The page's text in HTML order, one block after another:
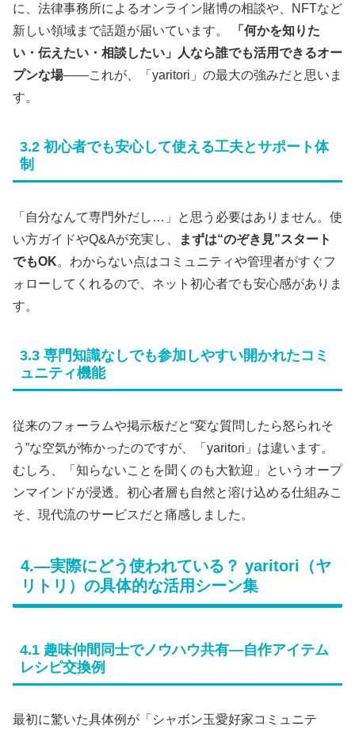
に、法律事務所によるオンライン賭博の相談や、NFTなど
新しい領域まで話題が届いています。
「何かを知りた
い・伝えたい・相談したい」人なら誰でも活用できるオー
プンな場――これが、「yaritori」の最大の強みだと思いま
す。
3.2 初心者でも安心して使える工夫とサポート体
制
「自分なんて専門外だし…」と思う必要はありません。使
い方ガイドやQ&Aが充実し、
まずは“のぞき見”スタート
でもOK。わからない点はコミュニティや管理者がすぐフ
ォローしてくれるので、ネット初心者でも安心感がありま
す。
3.3 専門知識なしでも参加しやすい開かれたコミ
ュニティ機能
従来のフォーラムや掲示板だと“変な質問したら怒られそ
う”な空気が怖かったのですが、「yaritori」は違います。
むしろ、「知らないことを聞くのも大歓迎」というオープ
ンマインドが浸透。初心者層も自然と溶け込める仕組みこ
そ、現代流のサービスだと痛感しました。
4.―実際にどう使われている？ yaritori（ヤ
リトリ）の具体的な活用シーン集
4.1 趣味仲間同士でノウハウ共有―自作アイテム
レシピ交換例
最初に驚いた具体例が「シャボン玉愛好家コミュニテ